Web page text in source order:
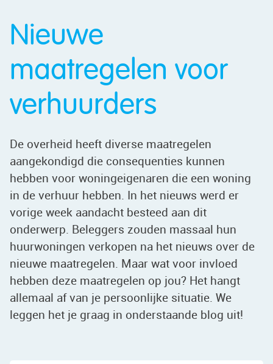
Nieuwe
maatregelen voor
verhuurders
De overheid heeft diverse maatregelen
aangekondigd die consequenties kunnen
hebben voor woningeigenaren die een woning
in de verhuur hebben. In het nieuws werd er
vorige week aandacht besteed aan dit
onderwerp. Beleggers zouden massaal hun
huurwoningen verkopen na het nieuws over de
nieuwe maatregelen. Maar wat voor invloed
hebben deze maatregelen op jou? Het hangt
allemaal af van je persoonlijke situatie. We
leggen het je graag in onderstaande blog uit!